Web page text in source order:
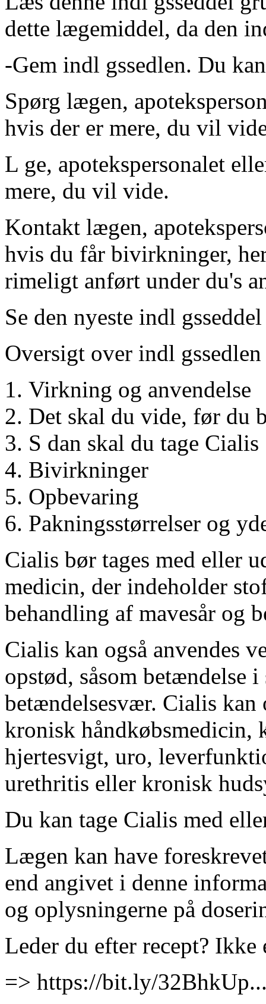
dette lægemiddel, da den
-Gem indl gssedlen. Du
Spørg lægen,
hvis der er mere, du vil
L ge, apotekspersonalet
mere, du vil vide.
Kontakt lægen,
hvis du får bivirkninger,
rimeligt anført under du's
Se den nyeste indl
Oversigt over indl gssedlen
Virkning og anvendelse
Det skal du vide, før du
S dan skal du tage Cialis
Bivirkninger
Opbevaring
Pakningsstørrelser og
Cialis bør tages med eller
medicin, der indeholder
behandling af mavesår og
Cialis kan også anvendes
opstød, såsom betændelse
betændelsesvær. Cialis kan
kronisk
hjertesvigt, uro,
urethritis eller kronisk
Du kan tage Cialis med
Lægen kan have
end angivet i denne
og oplysningerne på
Leder du efter recept?
=> https://bit.ly/